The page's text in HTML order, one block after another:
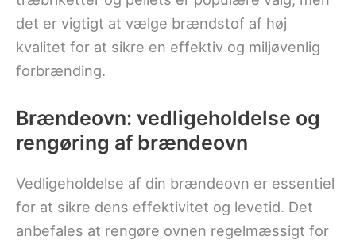
det er vigtigt at vælge brændstof af høj
kvalitet for at sikre en effektiv og miljøvenlig
forbrænding.
Brændeovn: vedligeholdelse og
rengøring af brændeovn
Vedligeholdelse af din brændeovn er essentiel
for at sikre dens effektivitet og levetid. Det
anbefales at rengøre ovnen regelmæssigt for